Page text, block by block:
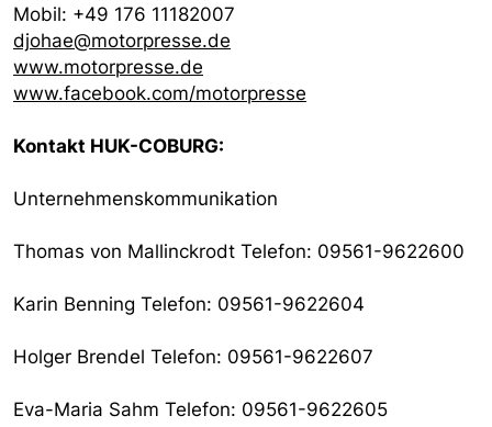
Mobil: +49 176 11182007
djohae@motorpresse.de
www.motorpresse.de
www.facebook.com/motorpresse
Kontakt HUK-COBURG:
Unternehmenskommunikation
Thomas von Mallinckrodt Telefon: 09561-9622600
Karin Benning Telefon: 09561-9622604
Holger Brendel Telefon: 09561-9622607
Eva-Maria Sahm Telefon: 09561-9622605